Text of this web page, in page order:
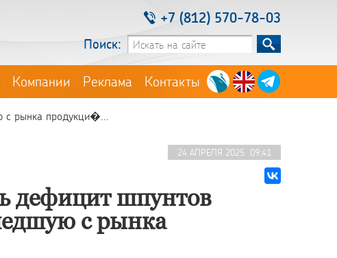
+7 (812) 570-78-03
Поиск:
Компании Реклама Контакты
рынка продукци�...
24 АПРЕЛЯ 2025 09:41
дефицит шпунтов
с рынка